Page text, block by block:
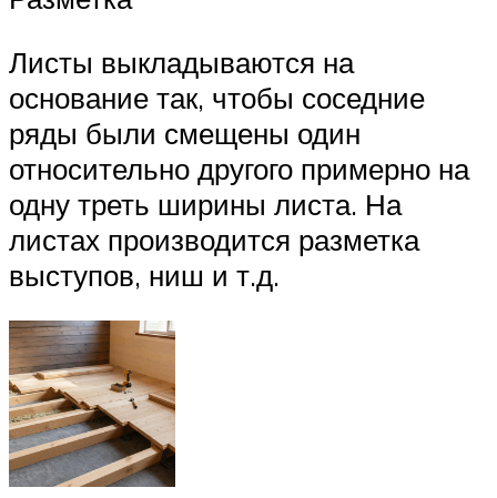
Листы выкладываются на
основание так, чтобы соседние
ряды были смещены один
относительно другого примерно на
одну треть ширины листа. На
листах производится разметка
выступов, ниш и т.д.